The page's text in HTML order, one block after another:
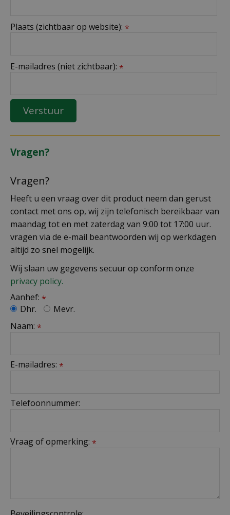
Plaats (zichtbaar op website): *
E-mailadres (niet zichtbaar): *
Vragen?
Vragen?
Heeft u een vraag over dit product neem dan gerust
contact met ons op, wij zijn telefonisch bereikbaar van
maandag tot en met zaterdag van 9:00 tot 17:00 uur.
vragen via de e-mail beantwoorden wij op werkdagen
altijd zo snel mogelijk.
Wij slaan uw gegevens secuur op conform onze
privacy policy.
Aanhef: *
Dhr.
Mevr.
Naam: *
E-mailadres: *
Telefoonnummer:
Vraag of opmerking: *